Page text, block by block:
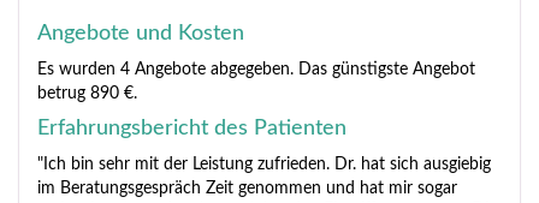
Angebote und Kosten
Es wurden 4 Angebote abgegeben. Das günstigste Angebot
betrug 890 €.
Erfahrungsbericht des Patienten
"Ich bin sehr mit der Leistung zufrieden. Dr. hat sich ausgiebig
im Beratungsgespräch Zeit genommen und hat mir sogar